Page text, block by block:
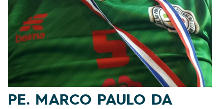
PE. MARCO PAULO DA